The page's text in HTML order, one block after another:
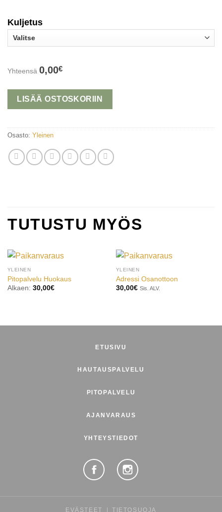
Kuljetus
Yhteensä 0,00€
LISÄÄ OSTOSKORIIN
Osasto: Yleinen
TUTUSTU MYÖS
YLEINEN
Pitopalvelu Huokaus
Alkaen: 30,00€
YLEINEN
Adressi Osanottoon
30,00€ Sis. ALV.
ETUSIVU
HAUTAUSPALVELU
PITOPALVELU
AJANVARAUS
YHTEYSTIEDOT
EVÄSTEET TIETOSUOJA